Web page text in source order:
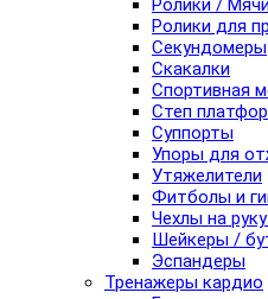
Ролики /
Ролики для
Секундомеры
Скакалки
Спортивная
Степ
Суппорты
Упоры для
Утяжелители
Фитболы и
Чехлы на
Шейкеры /
Эспандеры
Тренажеры кардио